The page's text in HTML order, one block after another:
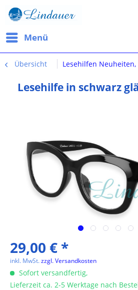
Menü
Übersicht Lesehilfen Neuheiten,
Lesehilfe in schwarz
29,00 € *
inkl. MwSt.zzgl. Versandkosten
Sofort versandfertig,
Lieferzeit ca. 2-5 Werktage nach